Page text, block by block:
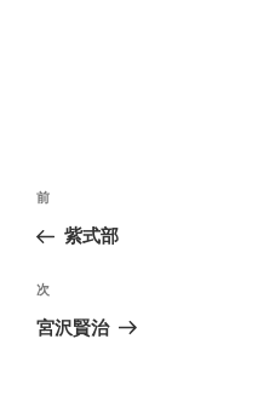
投
ナ
ビ
ゲ
前
の
稿
前
紫式部
次
の
次
宮沢賢治